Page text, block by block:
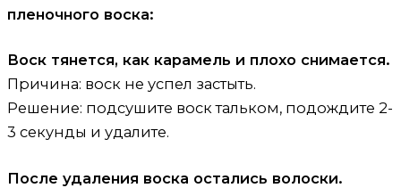
пленочного воска:
Воск тянется, как карамель и плохо снимается.
Причина: воск не успел застыть.
Решение: подсушите воск тальком, подождите 2-
3 секунды и удалите.
После удаления воска остались волоски.